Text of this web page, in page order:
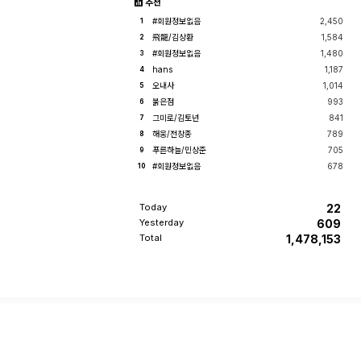
추천
1 #회원정보없음 2,450
2 飛龍/김상환 1,584
3 #회원정보없음 1,480
4 hans 1,187
5 오내사 1,014
6 붉은점 993
7 그미로/김토년 841
8 해웅/전창종 789
9 푸른하늘/민상준 705
10 #회원정보없음 678
Today 22
Yesterday 609
Total 1,478,153